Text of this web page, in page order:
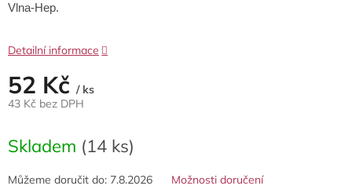
52 Kč / ks
43 Kč bez DPH
cena:
Skladem (14 ks)
Můžeme doručit do: 7.8.2026 Možnosti doručení
Vlna-Hep.
Detailní informace